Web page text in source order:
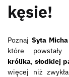
kęsie!
Poznaj Syta
które
królika, słodkiej
więcej niż